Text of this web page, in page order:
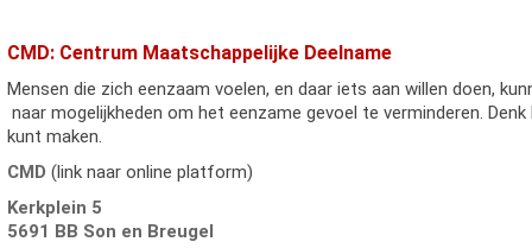
CMD: Centrum Maatschappelijke Deelname
Mensen die zich eenzaam voelen, en daar iets aan willen doen,
naar mogelijkheden om het eenzame gevoel te verminderen.
kunt maken.
CMD (link naar online platform)
Kerkplein 5
5691 BB Son en Breugel